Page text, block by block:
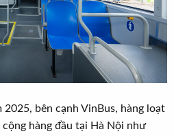
bên cạnh VinBus, hàng loạt
hàng đầu tại Hà Nội như